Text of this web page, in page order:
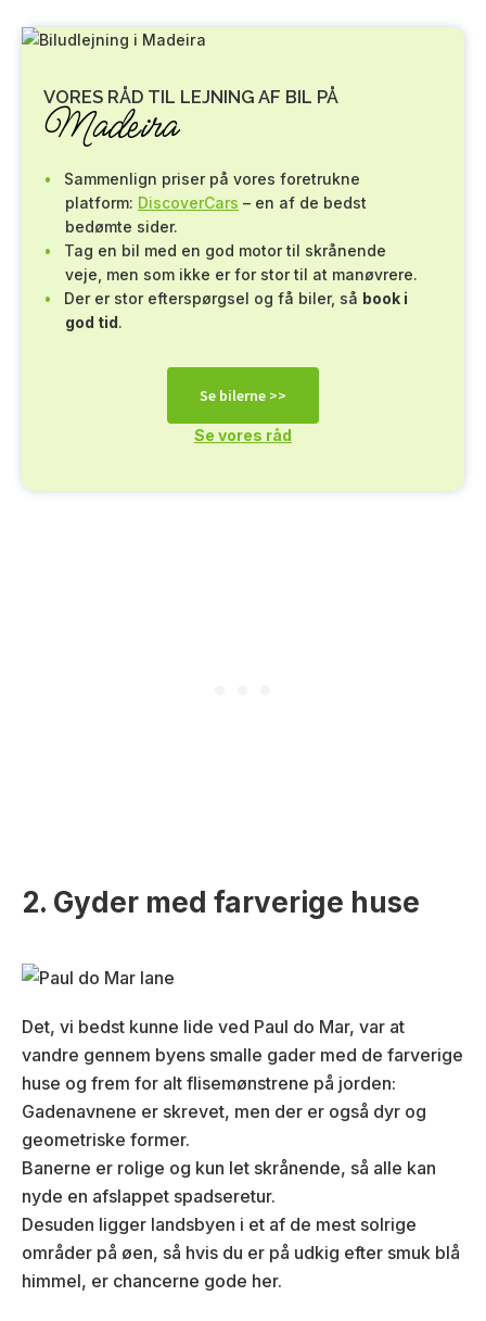
VORES RÅD TIL LEJNING AF BIL PÅ
Madeira
Sammenlign priser på vores foretrukne
platform: DiscoverCars – en af de bedst
bedømte sider.
Tag en bil med en god motor til skrånende
veje, men som ikke er for stor til at manøvrere.
Der er stor efterspørgsel og få biler, så book i
god tid.
Se bilerne >>
Se vores råd
2. Gyder med farverige huse
Det, vi bedst kunne lide ved Paul do Mar, var at
vandre gennem byens smalle gader med de farverige
huse og frem for alt flisemønstrene på jorden:
Gadenavnene er skrevet, men der er også dyr og
geometriske former.
Banerne er rolige og kun let skrånende, så alle kan
nyde en afslappet spadseretur.
Desuden ligger landsbyen i et af de mest solrige
områder på øen, så hvis du er på udkig efter smuk blå
himmel, er chancerne gode her.